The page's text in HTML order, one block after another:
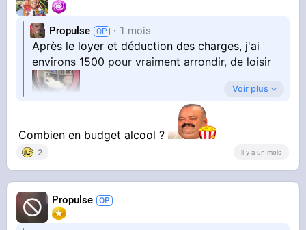
Propulse 1 mois
Après le loyer et déduction des charges, j'ai
environs 1500 pour vraiment arrondir, de loisir
Aucun stress de pas pouvoir payer ou d'être
Voir plus
Combien en budget alcool ?
2 il y a un mois
Propulse